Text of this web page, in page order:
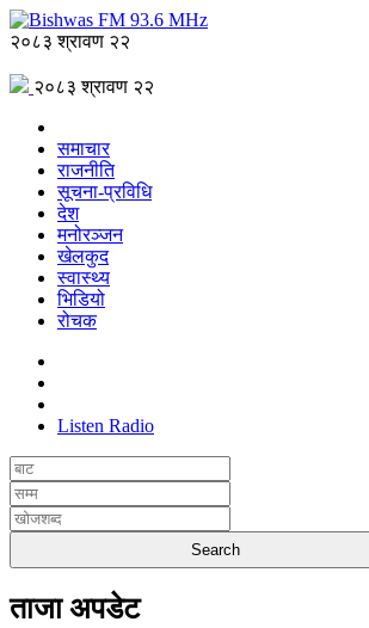
२०८३ श्रावण २२
२०८३ श्रावण २२
समाचार
राजनीति
सूचना-प्रविधि
देश
मनोरञ्जन
खेलकुद
स्वास्थ्य
भिडियो
रोचक
Listen Radio
ताजा अपडेट